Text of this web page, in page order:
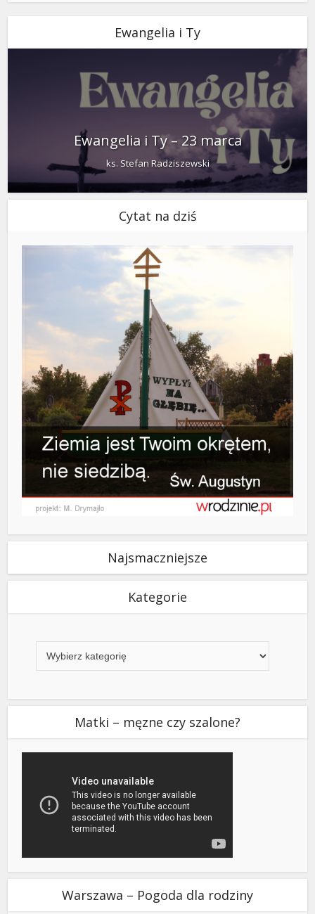
Ewangelia i Ty
Ewangelia i Ty – 23 marca
ks. Stefan Radziszewski
Cytat na dziś
Najsmaczniejsze
Kategorie
Matki – męzne czy szalone?
Warszawa – Pogoda dla rodziny